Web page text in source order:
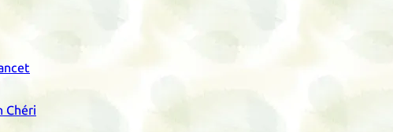
Chéri